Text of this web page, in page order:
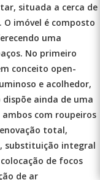
situada a cerca de
O imóvel é composto
uma
No primeiro
conceito open-
e acolhedor,
ainda de uma
com roupeiros
total,
substituição integral
de focos
de ar